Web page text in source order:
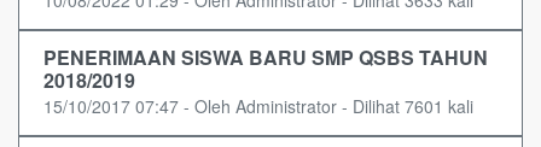
PENERIMAAN SISWA BARU SMP QSBS TAHUN
2018/2019
15/10/2017 07:47 - Oleh Administrator - Dilihat 7601 kali